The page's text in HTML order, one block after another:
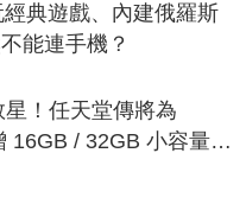
典遊戲、內建俄羅斯
能連手機？
星！任天堂傳將為
16GB / 32GB 小容量遊